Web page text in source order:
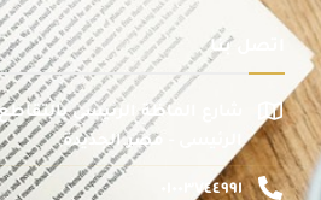
اتصل بنا
شارع الماظة الرئيسى
الرئيسى - مصر الجديدة
٠١٠٠٣٧٤٤٩٩١